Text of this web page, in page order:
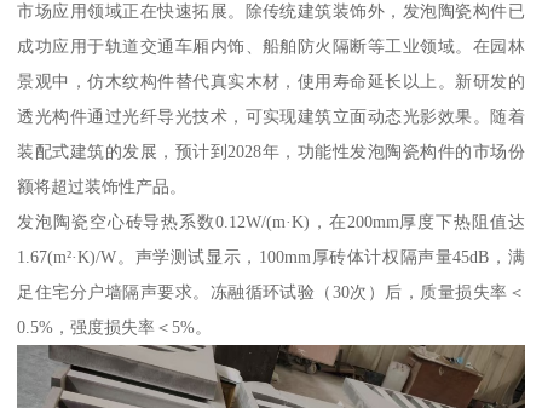
市场应用领域正在快速拓展。除传统建筑装饰外，发泡陶瓷构件已
成功应用于轨道交通车厢内饰、船舶防火隔断等工业领域。在园林
景观中，仿木纹构件替代真实木材，使用寿命延长以上。新研发的
透光构件通过光纤导光技术，可实现建筑立面动态光影效果。随着
装配式建筑的发展，预计到2028年，功能性发泡陶瓷构件的市场份
额将超过装饰性产品。
发泡陶瓷空心砖导热系数0.12W/(m·K)，在200mm厚度下热阻值达
1.67(m²·K)/W。声学测试显示，100mm厚砖体计权隔声量45dB，满
足住宅分户墙隔声要求。冻融循环试验（30次）后，质量损失率＜
0.5%，强度损失率＜5%。